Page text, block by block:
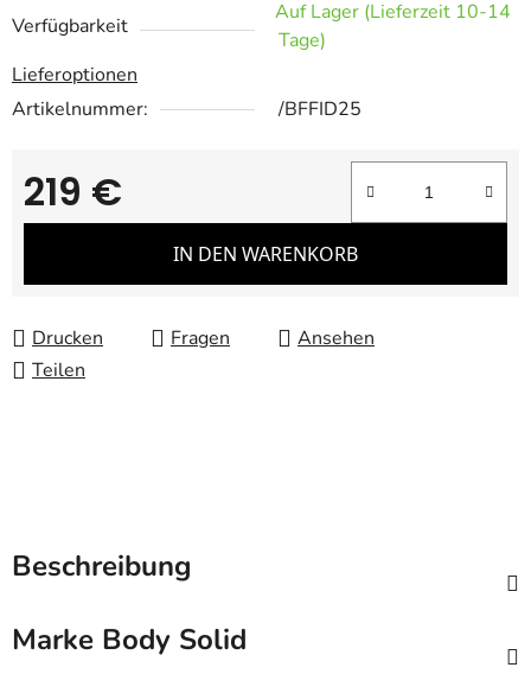
Verfügbarkeit
Auf Lager (Lieferzeit 10-14
Tage)
Lieferoptionen
Artikelnummer:
/BFFID25
219 €
Verkaufspreis:
IN DEN WARENKORB
Drucken Fragen
Ansehen
Teilen
Beschreibung
Marke Body Solid